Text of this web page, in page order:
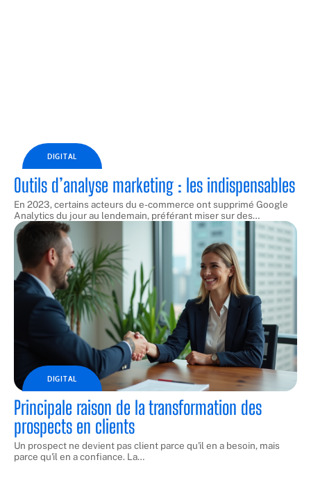
DIGITAL
Outils d’analyse marketing : les indispensables
En 2023, certains acteurs du e-commerce ont supprimé Google
Analytics du jour au lendemain, préférant miser sur des…
DIGITAL
Principale raison de la transformation des
prospects en clients
Un prospect ne devient pas client parce qu'il en a besoin, mais
parce qu'il en a confiance. La…